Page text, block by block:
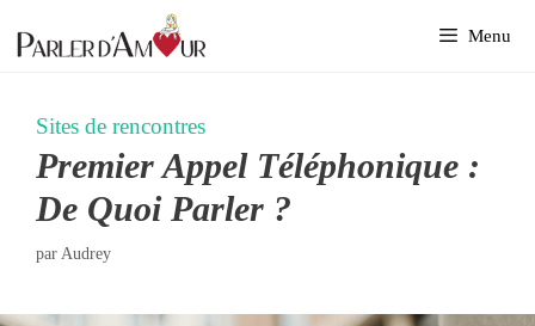
au
Menu
Sites de rencontres
Premier Appel Téléphonique :
De Quoi Parler ?
par Audrey